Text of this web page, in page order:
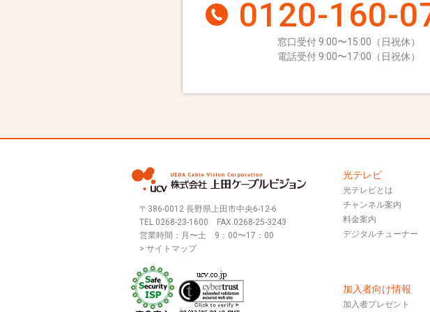
0120-160-
窓口受付 9:00〜15:00（日祝休）
電話受付 9:00〜17:00（日祝休）
〒386-0012 長野県上田市中央6-12-6
TEL.0268-23-1600 FAX.0268-25-3243
営業時間：月〜土 9：00〜17：00
> サイトマップ
光テレビ
光テレビとは
チャンネル案内
料金案内
デジタルチューナー
加入者向け情報
加入者プレゼント